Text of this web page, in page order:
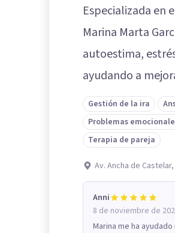
Especializada en
Marina Marta
autoestima,
ayudando a
Gestión de la ira
Problemas
Terapia de pareja
Av. Ancha de
Anni
8 de noviembre de
Marina me ha